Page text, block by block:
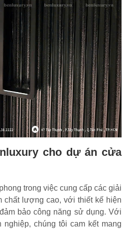
cho dự án cửa
trong việc cung cấp các giải
chất lượng cao, với thiết kế hiện
bảo công năng sử dụng. Với
chúng tôi cam kết mang